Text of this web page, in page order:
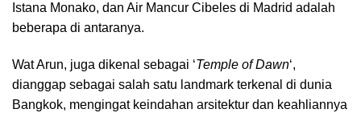
Istana Monako, dan Air Mancur Cibeles di Madrid adalah
beberapa di antaranya.
Wat Arun, juga dikenal sebagai ‘Temple of Dawn‘,
dianggap sebagai salah satu landmark terkenal di dunia
Bangkok, mengingat keindahan arsitektur dan keahliannya